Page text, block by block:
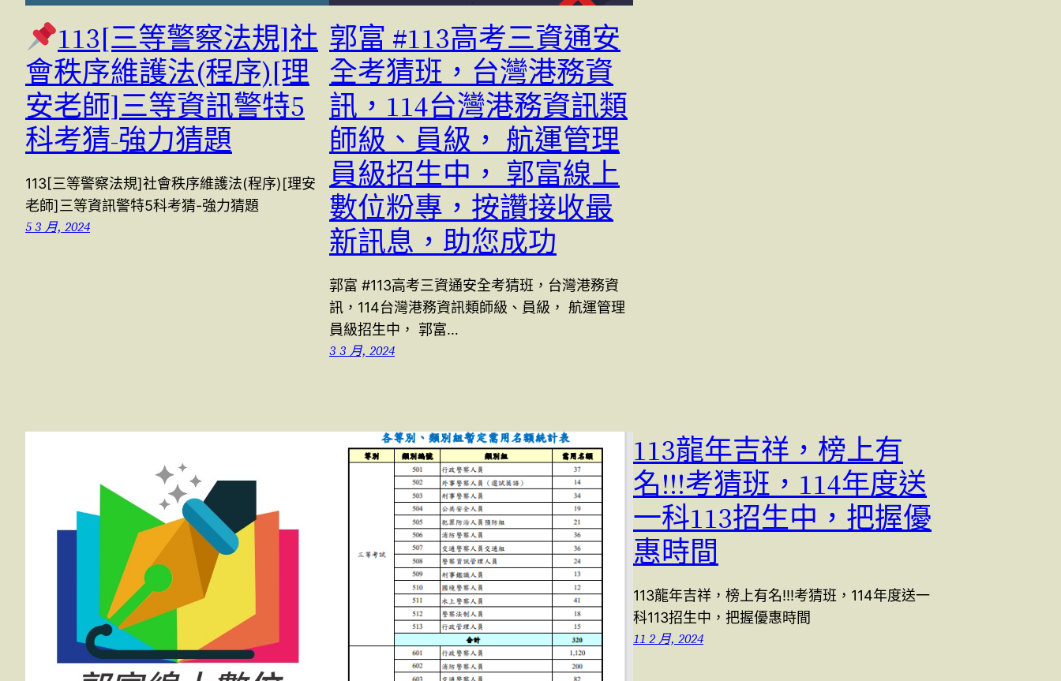
113[三等警察法規]社
會秩序維護法(程序)[理
安老師]三等資訊警特5
科考猜-強力猜題
113[三等警察法規]社會秩序維護法(程序)[理安
老師]三等資訊警特5科考猜-強力猜題
5 3 月, 2024
郭富 #113高考三資通安
全考猜班，台灣港務資
訊，114台灣港務資訊類
師級、員級， 航運管理
員級招生中， 郭富線上
數位粉專，按讚接收最
新訊息，助您成功
郭富 #113高考三資通安全考猜班，台灣港務資
訊，114台灣港務資訊類師級、員級， 航運管理
員級招生中， 郭富…
3 3 月, 2024
113龍年吉祥，榜上有
名!!!考猜班，114年度送
一科113招生中，把握優
惠時間
113龍年吉祥，榜上有名!!!考猜班，114年度送一
科113招生中，把握優惠時間
11 2 月, 2024